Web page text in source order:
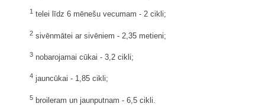
1 telei līdz 6 mēnešu vecumam - 2 cikli;
2 sivēnmātei ar sivēniem - 2,35 metieni;
3 nobarojamai cūkai - 3,2 cikli;
4 jauncūkai - 1,85 cikli;
5 broileram un jaunputnam - 6,5 cikli.